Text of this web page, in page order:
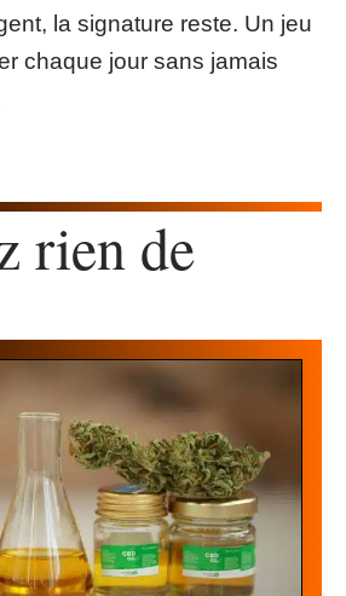
la signature reste. Un jeu
chaque jour sans jamais
rien de